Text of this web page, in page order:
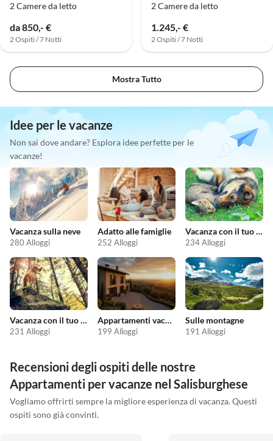
2 Camere da letto
da 850,- €
2 Ospiti / 7 Notti
2 Camere da letto
1.245,- €
2 Ospiti / 7 Notti
Mostra Tutto
Idee per le vacanze
Non sai dove andare? Esplora idee perfette per le
vacanze!
Vacanza sulla neve
280 Alloggi
Adatto alle famiglie
252 Alloggi
Vacanza con il tuo animale domestico
234 Alloggi
Vacanza con il tuo cane
231 Alloggi
Appartamenti vacanze economici
199 Alloggi
Sulle montagne
191 Alloggi
Recensioni degli ospiti delle nostre
Appartamenti per vacanze nel Salisburghese
Vogliamo offrirti sempre la migliore esperienza di vacanza. Questi
ospiti sono già convinti.